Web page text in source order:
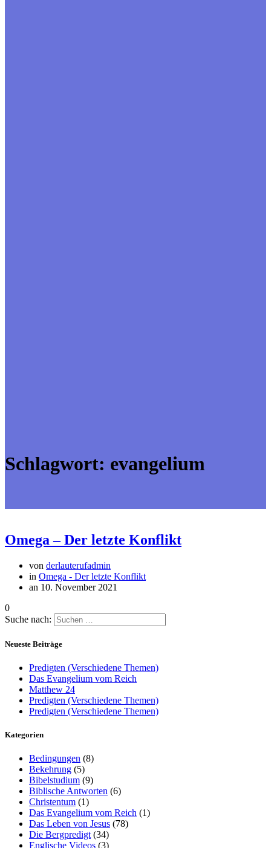
Schlagwort: evangelium
Omega – Der letzte Konflikt
von derlauterufadmin
in Omega - Der letzte Konflikt
an 10. November 2021
0
Suche nach:
Neueste Beiträge
Predigten (Verschiedene Themen)
Das Evangelium vom Reich
Matthew 24
Predigten (Verschiedene Themen)
Predigten (Verschiedene Themen)
Kategorien
Bedingungen (8)
Bekehrung (5)
Bibelstudium (9)
Biblische Antworten (6)
Christentum (1)
Das Evangelium vom Reich (1)
Das Leben von Jesus (78)
Die Bergpredigt(34)
Englische Videos (3)